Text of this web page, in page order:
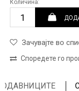
Количина:
Зачувајте во
Споредете го